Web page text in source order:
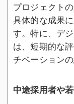
プロジェクト
具体的な成果
す。特に、デ
は、短期的な
チベーション
中途採用者や